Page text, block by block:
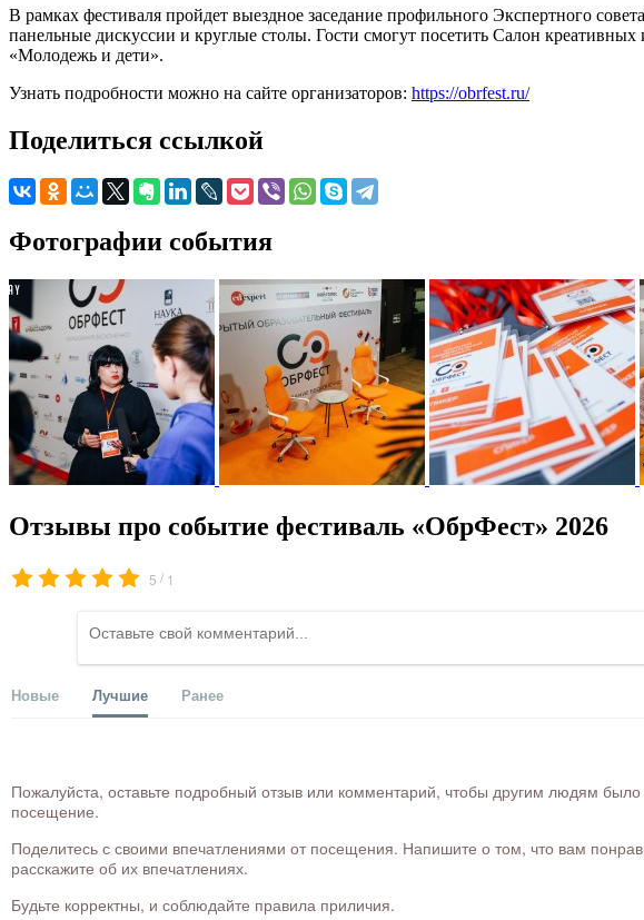
В рамках фестиваля пройдет выездное заседание профильного Экспертного
панельные дискуссии и круглые столы. Гости смогут посетить Салон
«Молодежь и дети».
Узнать подробности можно на сайте организаторов: https://obrfest.ru/
Поделиться ссылкой
Фотографии события
Отзывы про событие фестиваль «ОбрФест» 2026
5 / 1
Новые Лучшие Ранее
Пожалуйста, оставьте подробный отзыв или комментарий, чтобы другим людям
посещение.
Поделитесь с своими впечатлениями от посещения. Напишите о том, что вам
расскажите об их впечатлениях.
Будьте корректны, и соблюдайте правила приличия.